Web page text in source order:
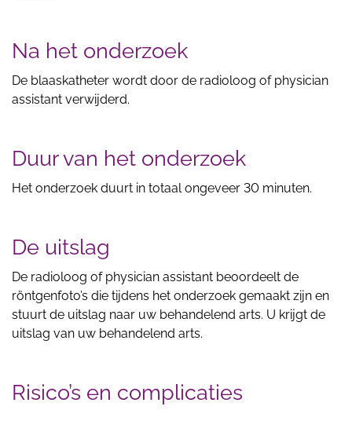
Na het onderzoek
De blaaskatheter wordt door de radioloog of physician
assistant verwijderd.
Duur van het onderzoek
Het onderzoek duurt in totaal ongeveer 30 minuten.
De uitslag
De radioloog of physician assistant beoordeelt de
röntgenfoto’s die tijdens het onderzoek gemaakt zijn en
stuurt de uitslag naar uw behandelend arts. U krijgt de
uitslag van uw behandelend arts.
Risico’s en complicaties